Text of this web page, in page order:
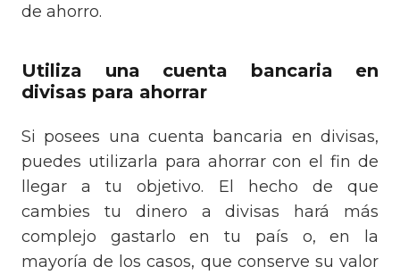
de ahorro.
Utiliza una cuenta bancaria en
divisas para ahorrar
Si posees una cuenta bancaria en divisas,
puedes utilizarla para ahorrar con el fin de
llegar a tu objetivo. El hecho de que
cambies tu dinero a divisas hará más
complejo gastarlo en tu país o, en la
mayoría de los casos, que conserve su valor